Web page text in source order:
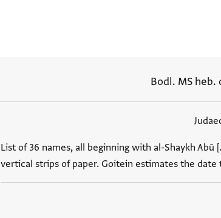
Bodl. MS heb.
List of 36 names, all beginning with al-Shaykh
vertical strips of paper. Goitein estimates the